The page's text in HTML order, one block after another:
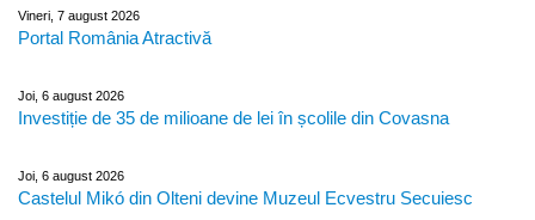
Vineri, 7 august 2026
Portal România Atractivă
Joi, 6 august 2026
Investiție de 35 de milioane de lei în școlile din Covasna
Joi, 6 august 2026
Castelul Mikó din Olteni devine Muzeul Ecvestru Secuiesc